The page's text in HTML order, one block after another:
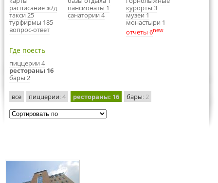
расписание ж/д
такси 25
турфирмы 185
вопрос-ответ
пансионаты 1
санатории 4
курорты 3
музеи 1
монастыри 1
отчеты 6new
Где поесть
пиццерии 4
рестораны 16
бары 2
все пиццерии: 4 рестораны: 16 бары: 2